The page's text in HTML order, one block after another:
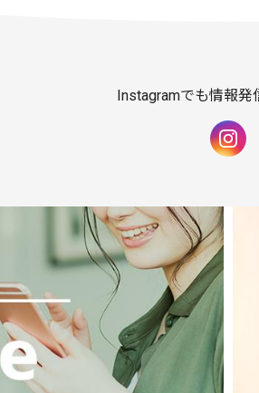
Instagramでも情報